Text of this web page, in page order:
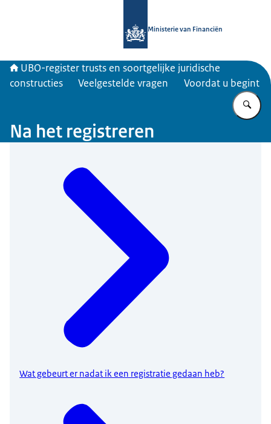
Ministerie van Financiën
UBO-register trusts en soortgelijke juridische
constructies
Veelgestelde vragen Voordat u begint
Na het registreren
Wat gebeurt er nadat ik een registratie gedaan heb?